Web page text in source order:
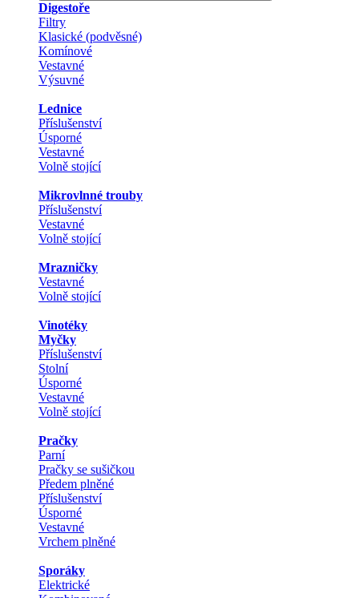
Digestoře
Filtry
Klasické (podvěsné)
Komínové
Vestavné
Výsuvné
Lednice
Příslušenství
Úsporné
Vestavné
Volně stojící
Mikrovlnné trouby
Příslušenství
Vestavné
Volně stojící
Mrazničky
Vestavné
Volně stojící
Vinotéky
Myčky
Příslušenství
Stolní
Úsporné
Vestavné
Volně stojící
Pračky
Parní
Pračky se sušičkou
Předem plněné
Příslušenství
Úsporné
Vestavné
Vrchem plněné
Sporáky
Elektrické